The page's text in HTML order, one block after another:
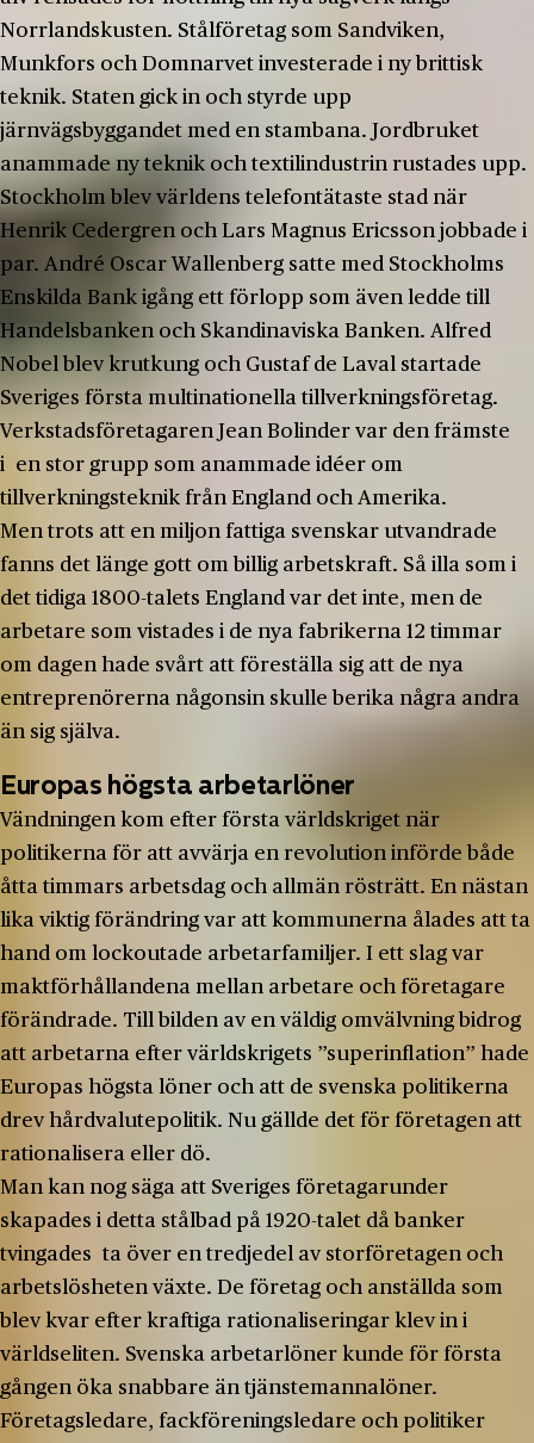
Norrlandskusten. Stålföretag som Sandviken,
Munkfors och Domnarvet investerade i ny brittisk
teknik. Staten gick in och styrde upp
järnvägsbyggandet med en stambana. Jordbruket
anammade ny teknik och textilindustrin rustades upp.
Stockholm blev världens telefontätaste stad när
Henrik Cedergren och Lars Magnus Ericsson jobbade i
par. André Oscar Wallenberg satte med Stockholms
Enskilda Bank igång ett förlopp som även ledde till
Handelsbanken och Skandinaviska Banken. Alfred
Nobel blev krutkung och Gustaf de Laval startade
Sveriges första multinationella tillverkningsföretag.
Verkstadsföretagaren Jean Bolinder var den främste
i en stor grupp som anammade idéer om
tillverkningsteknik från England och Amerika.
Men trots att en miljon fattiga svenskar utvandrade
fanns det länge gott om billig arbetskraft. Så illa som i
det tidiga 1800-talets England var det inte, men de
arbetare som vistades i de nya fabrikerna 12 timmar
om dagen hade svårt att föreställa sig att de nya
entreprenörerna någonsin skulle berika några andra
än sig själva.
Europas högsta arbetarlöner
Vändningen kom efter första världskriget när
politikerna för att avvärja en revolution införde både
åtta timmars arbetsdag och allmän rösträtt. En nästan
lika viktig förändring var att kommunerna ålades att ta
hand om lockoutade arbetarfamiljer. I ett slag var
maktförhållandena mellan arbetare och företagare
förändrade. Till bilden av en väldig omvälvning bidrog
att arbetarna efter världskrigets ”superinflation” hade
Europas högsta löner och att de svenska politikerna
drev hårdvalutepolitik. Nu gällde det för företagen att
rationalisera eller dö.
Man kan nog säga att Sveriges företagarunder
skapades i detta stålbad på 1920-talet då banker
tvingades ta över en tredjedel av storföretagen och
arbetslösheten växte. De företag och anställda som
blev kvar efter kraftiga rationaliseringar klev in i
världseliten. Svenska arbetarlöner kunde för första
gången öka snabbare än tjänstemannalöner.
Företagsledare, fackföreningsledare och politiker